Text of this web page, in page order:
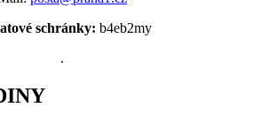
schránky: b4eb2my
.